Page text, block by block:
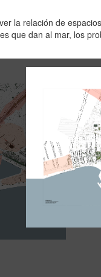
la relación de
que dan al mar, los